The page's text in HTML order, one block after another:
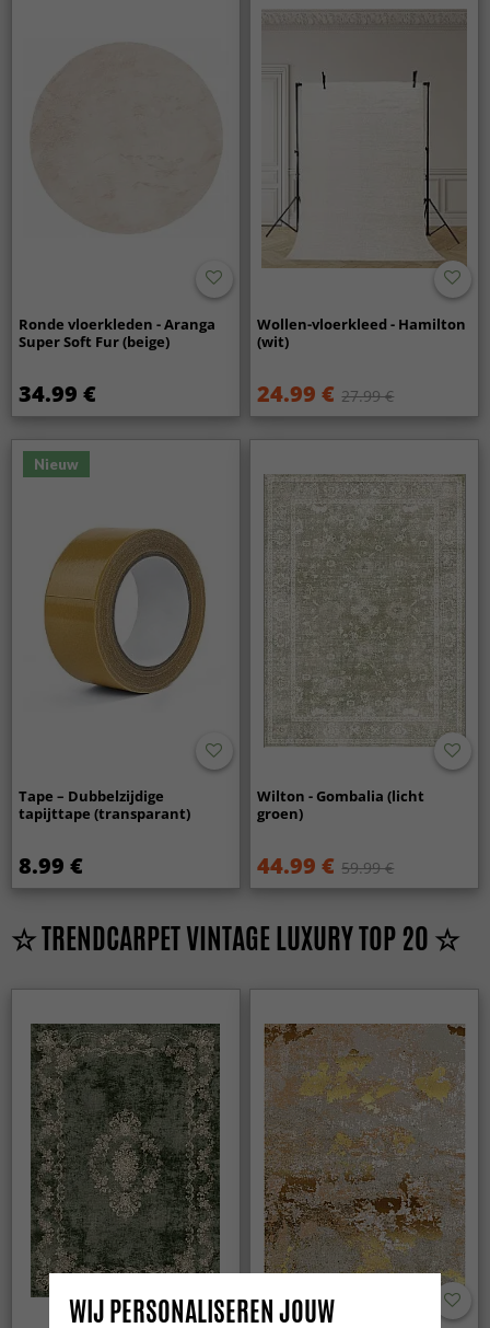
Ronde vloerkleden - Aranga
Super Soft Fur (beige)
34.99 €
Wollen-vloerkleed - Hamilton
(wit)
24.99 € 27.99 €
Nieuw
Tape – Dubbelzijdige
tapijttape (transparant)
8.99 €
Wilton - Gombalia (licht
groen)
44.99 € 59.99 €
☆ TRENDCARPET VINTAGE LUXURY TOP 20 ☆
WIJ PERSONALISEREN JOUW